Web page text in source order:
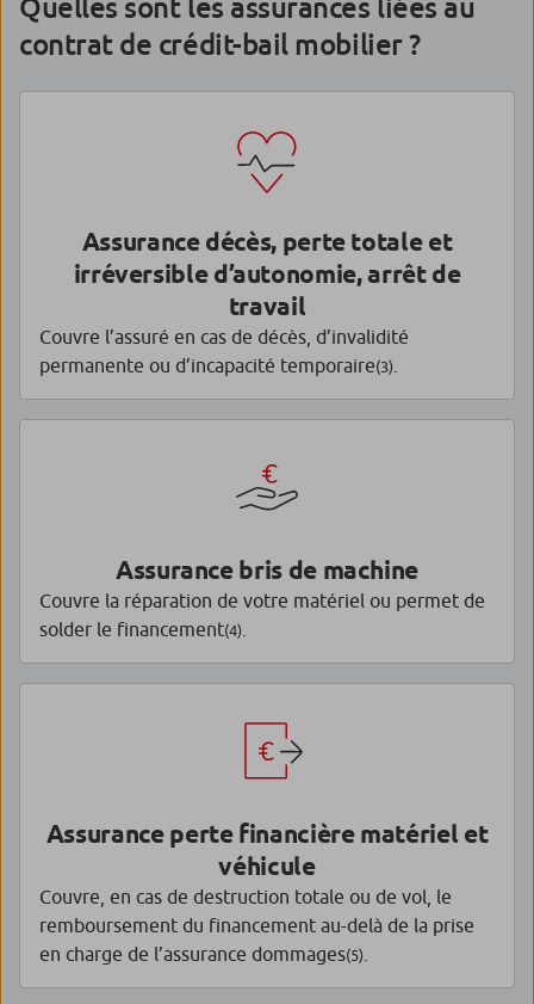
contrat de crédit-bail mobilier ?
Assurance décès, perte totale et
irréversible d’autonomie, arrêt de
travail
Couvre l’assuré en cas de décès, d’invalidité
permanente ou d’incapacité temporaire(3)
Assurance bris de machine
Couvre la réparation de votre matériel ou permet de
solder le financement(4)
Assurance perte financière matériel et
véhicule
Couvre, en cas de destruction totale ou de vol, le
remboursement du financement au-delà de la prise
en charge de l’assurance dommages(5)